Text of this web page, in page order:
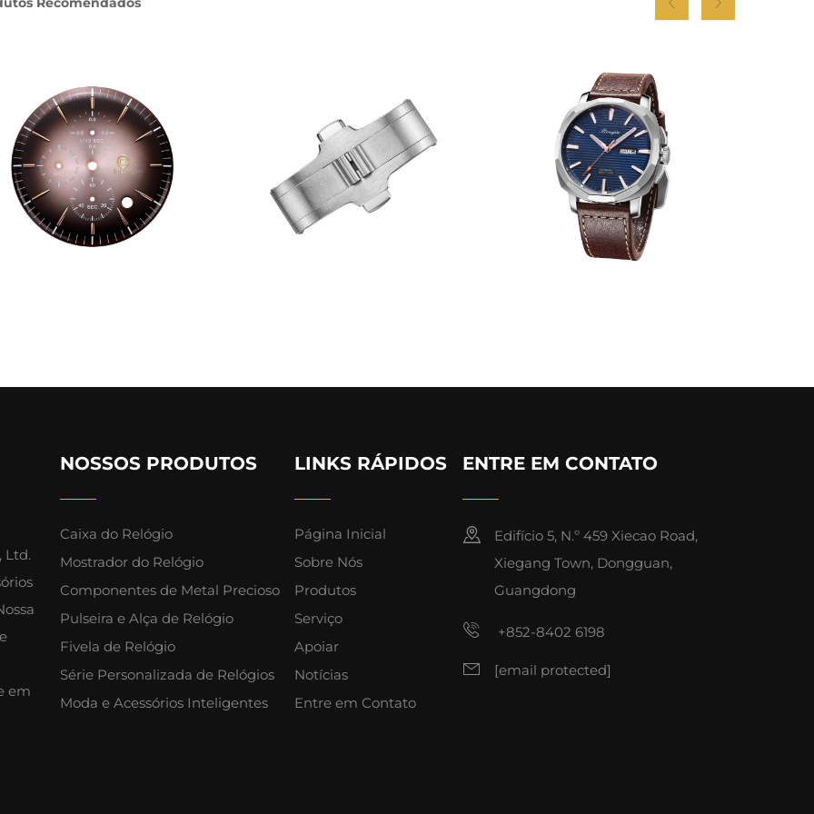
Ltd.
em
NOSSOS PRODUTOS
Caixa do Relógio
Mostrador do Relógio
Componentes de Metal Precioso
Pulseira e Alça de Relógio
Fivela de Relógio
Série Personalizada de Relógios
Moda e Acessórios Inteligentes
LINKS RÁPIDOS
Página Inicial
Sobre Nós
Produtos
Serviço
Apoiar
Notícias
Entre em Contato
ENTRE EM CONTATO
Edifício 5, N.º 459 Xiecao Road,
Xiegang Town, Dongguan,
Guangdong
+852-8402 6198
[email protected]